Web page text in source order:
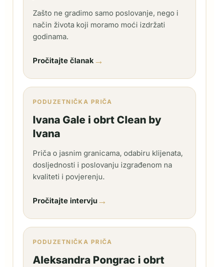
Zašto ne gradimo samo poslovanje, nego i
način života koji moramo moći izdržati
godinama.
Pročitajte članak →
PODUZETNIČKA PRIČA
Ivana Gale i obrt Clean by
Ivana
Priča o jasnim granicama, odabiru klijenata,
dosljednosti i poslovanju izgrađenom na
kvaliteti i povjerenju.
Pročitajte intervju →
PODUZETNIČKA PRIČA
Aleksandra Pongrac i obrt